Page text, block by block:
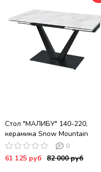
Стол "МАЛИБУ" 140-220,
керамика Snow Mountain
Stone матовый, опора черный
муар
0
61 125 руб 82 000 руб